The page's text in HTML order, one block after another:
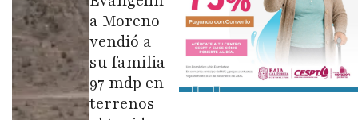
a Moreno
vendió a
su familia
97 mdp en
terrenos